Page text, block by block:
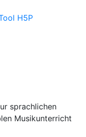
H5P
sprachlichen
Musikunterricht